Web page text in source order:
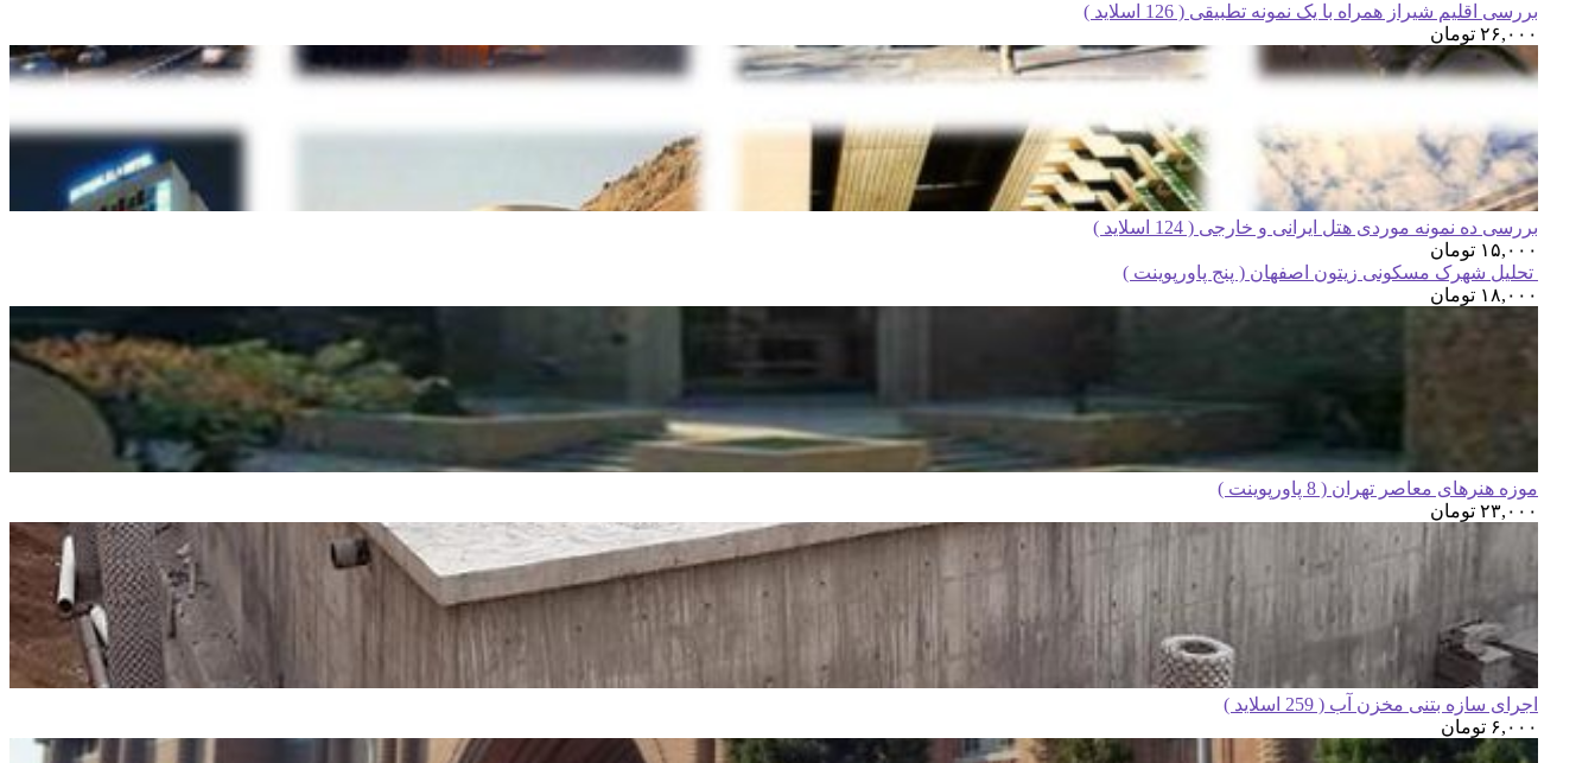
بررسی اقلیم شیراز همراه با یک نمونه تطبیقی ( 126 اسلاید )
۲۶,۰۰۰ تومان
بررسی ده نمونه موردی هتل ایرانی و خارجی ( 124 اسلاید )
۱۵,۰۰۰ تومان
تحلیل شهرک مسکونی زیتون اصفهان ( پنج پاورپوینت )
۱۸,۰۰۰ تومان
موزه هنرهای معاصر تهران ( 8 پاورپوینت )
۲۳,۰۰۰ تومان
اجرای سازه بتنی مخزن آب ( 259 اسلاید )
۶,۰۰۰ تومان